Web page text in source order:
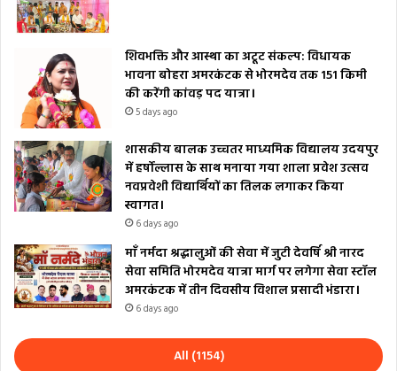
शिवभक्ति और आस्था का अटूट संकल्प: विधायक
भावना बोहरा अमरकंटक से भोरमदेव तक 151 किमी
की करेंगी कांवड़ पद यात्रा।
5 days ago
शासकीय बालक उच्चतर माध्यमिक विद्यालय उदयपुर
में हर्षोल्लास के साथ मनाया गया शाला प्रवेश उत्सव
नवप्रवेशी विद्यार्थियों का तिलक लगाकर किया
स्वागत।
6 days ago
माँ नर्मदा श्रद्धालुओं की सेवा में जुटी देवर्षि श्री नारद
सेवा समिति भोरमदेव यात्रा मार्ग पर लगेगा सेवा स्टॉल
अमरकंटक में तीन दिवसीय विशाल प्रसादी भंडारा।
6 days ago
All (1154)